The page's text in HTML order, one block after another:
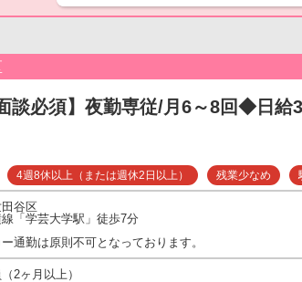
談必須】夜勤専従/月6～8回◆日
4週8休以上（または週休2日以上） 残業少なめ
谷区
「学芸大学駅」徒歩7分
通勤は原則不可となっております。
2ヶ月以上）